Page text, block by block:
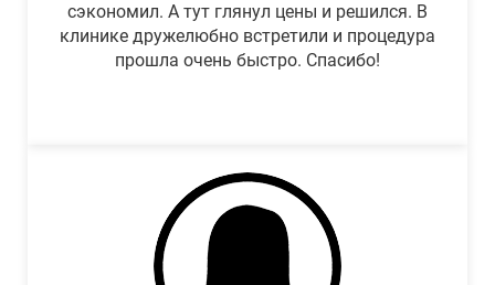
сэкономил. А тут глянул цены и решился. В
клинике дружелюбно встретили и процедура
прошла очень быстро. Спасибо!